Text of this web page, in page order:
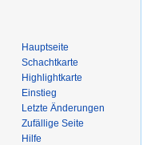
Hauptseite
Schachtkarte
Highlightkarte
Einstieg
Letzte Änderungen
Zufällige Seite
Hilfe